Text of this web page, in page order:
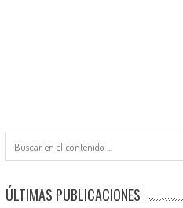
ÚLTIMAS PUBLICACIONES